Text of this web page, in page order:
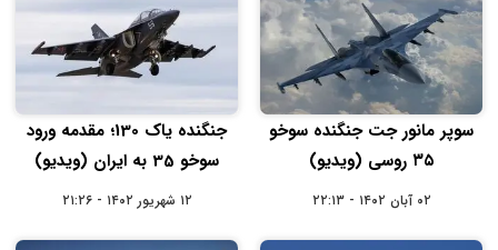
سوپر مانور جت جنگنده سوخو
۳۵ روسی (ویدیو)
۰۲ آبان ۱۴۰۲ - ۲۲:۱۳
جنگنده یاک 130؛ مقدمه ورود
سوخو 35 به ایران (ویدیو)
۱۲ شهریور ۱۴۰۲ - ۲۱:۲۶